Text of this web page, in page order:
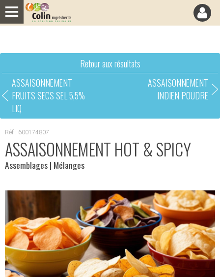
Retour aux résultats
ASSAISONNEMENT
FRUITS SECS SEL 5,5%
LIQ
ASSAISONNEMENT
INDIEN POUDRE
Réf : 600174807
ASSAISONNEMENT HOT & SPICY
Assemblages| Mélanges
Panneau de gestion des cookies